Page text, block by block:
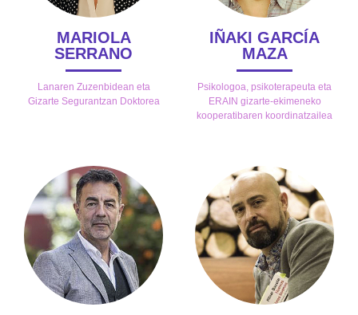
MARIOLA
SERRANO
Lanaren Zuzenbidean eta
Gizarte Segurantzan Doktorea
IÑAKI GARCÍA
MAZA
Psikologoa, psikoterapeuta eta
ERAIN gizarte-ekimeneko
kooperatibaren koordinatzailea